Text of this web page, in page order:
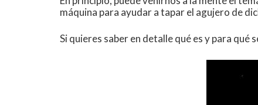
máquina para ayudar a tapar el agujero de
Si quieres saber en detalle qué es y para qué